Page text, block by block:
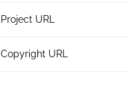
Project URL
Copyright URL